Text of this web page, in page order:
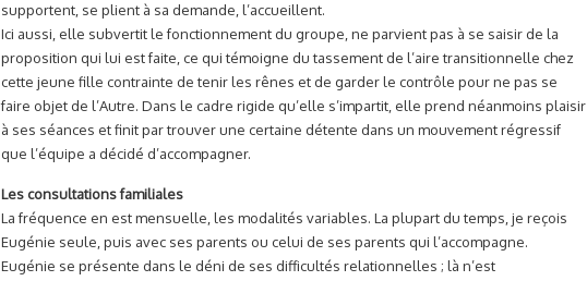
supportent, se plient à sa demande, l’accueillent.
Ici aussi, elle subvertit le fonctionnement du groupe, ne parvient pas à se saisir de la
proposition qui lui est faite, ce qui témoigne du tassement de l’aire transitionnelle chez
cette jeune fille contrainte de tenir les rênes et de garder le contrôle pour ne pas se
faire objet de l’Autre. Dans le cadre rigide qu’elle s’impartit, elle prend néanmoins plaisir
à ses séances et finit par trouver une certaine détente dans un mouvement régressif
que l’équipe a décidé d’accompagner.
Les consultations familiales
La fréquence en est mensuelle, les modalités variables. La plupart du temps, je reçois
Eugénie seule, puis avec ses parents ou celui de ses parents qui l’accompagne.
Eugénie se présente dans le déni de ses difficultés relationnelles ; là n’est